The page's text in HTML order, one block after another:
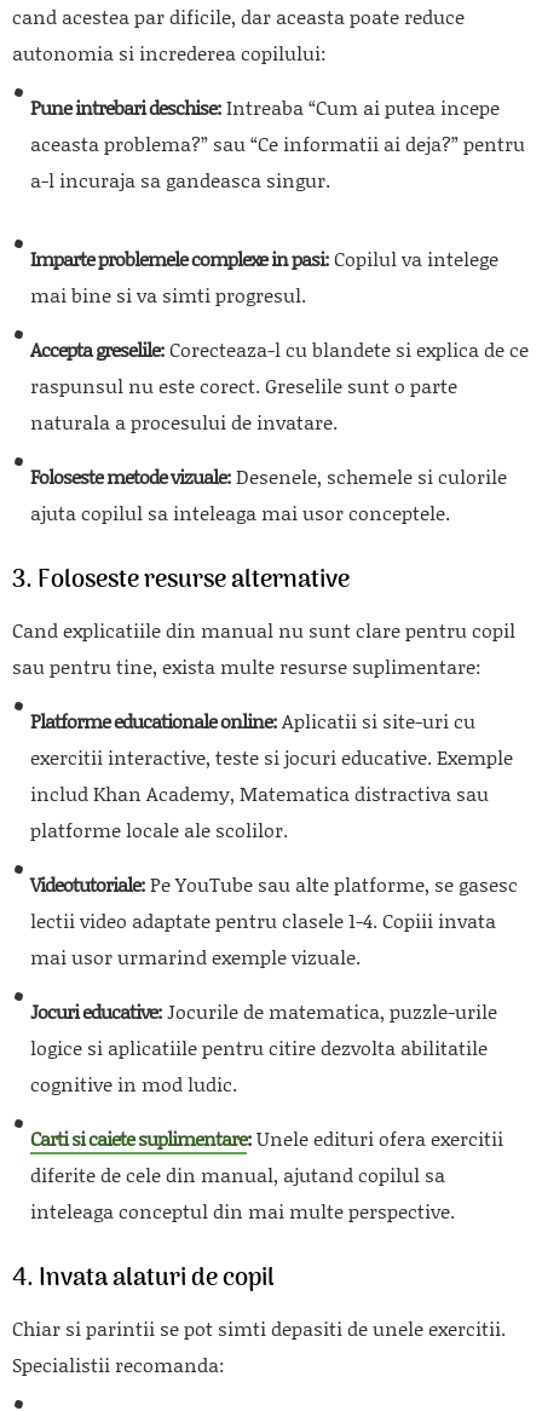
cand acestea par dificile, dar aceasta poate reduce
autonomia si increderea copilului:
Pune intrebari deschise:Intreaba “Cum ai putea incepe
aceasta problema?” sau “Ce informatii ai deja?” pentru
a-l incuraja sa gandeasca singur.
Imparte problemele complexe in pasi:Copilul va intelege
mai bine si va simti progresul.
Accepta greselile:Corecteaza-l cu blandete si explica de ce
raspunsul nu este corect. Greselile sunt o parte
naturala a procesului de invatare.
Foloseste metode vizuale:Desenele, schemele si culorile
ajuta copilul sa inteleaga mai usor conceptele.
3. Foloseste resurse alternative
Cand explicatiile din manual nu sunt clare pentru copil
sau pentru tine, exista multe resurse suplimentare:
Platforme educationale online:Aplicatii si site-uri cu
exercitii interactive, teste si jocuri educative. Exemple
includ Khan Academy, Matematica distractiva sau
platforme locale ale scolilor.
Videotutoriale:Pe YouTube sau alte platforme, se gasesc
lectii video adaptate pentru clasele 1-4. Copiii invata
mai usor urmarind exemple vizuale.
Jocuri educative:Jocurile de matematica, puzzle-urile
logice si aplicatiile pentru citire dezvolta abilitatile
cognitive in mod ludic.
Carti si caiete suplimentare:Unele edituri ofera exercitii
diferite de cele din manual, ajutand copilul sa
inteleaga conceptul din mai multe perspective.
4. Invata alaturi de copil
Chiar si parintii se pot simti depasiti de unele exercitii.
Specialistii recomanda: